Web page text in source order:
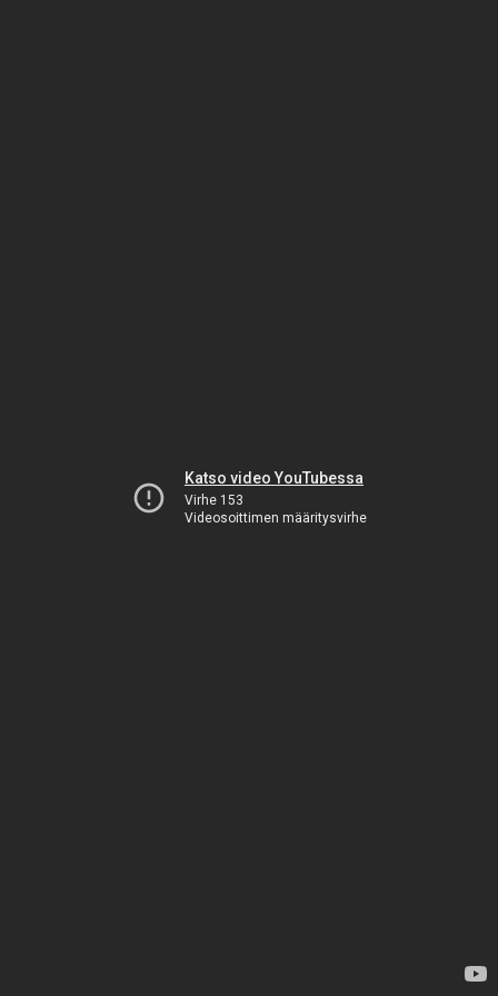
Katso video YouTubessa
Virhe 153
Videosoittimen määritysvirhe